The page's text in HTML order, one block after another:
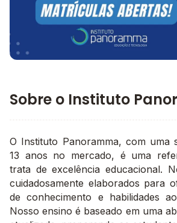
Sobre o Instituto
O Instituto Panoramma, com uma
13 anos no mercado, é uma
trata de excelência educacional.
cuidadosamente elaborados para
de conhecimento e habilidades
Nosso ensino é baseado em uma